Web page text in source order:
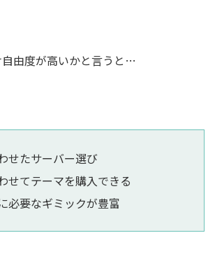
由度が高いかと言うと…
せたサーバー選び
せてテーマを購入できる
必要なギミックが豊富